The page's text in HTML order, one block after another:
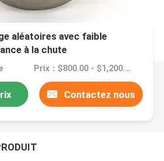
aléatoires avec faible
à la chute
Prix：$800.00 - $1,200.00/ cubic meter
Contactez nous